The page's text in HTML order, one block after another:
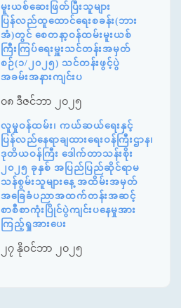
မူးယစ်ဆေးဖြတ်ပြီးသူများ
ပြန်လည်ထူထောင်ရေးစခန်း(ဘား
အံ)တွင် စေတနာ့ဝန်ထမ်းမူးယစ်
ကြီးကြပ်ရေးမှူးသင်တန်းအမှတ်
စဉ်(၁/၂၀၂၅) သင်တန်းဖွင့်ပွဲ
အခမ်းအနားကျင်းပ
၀၈ ဒီဇင်ဘာ ၂၀၂၅
လူမှုဝန်ထမ်း၊ ကယ်ဆယ်ရေးနှင့်
ပြန်လည်နေရာချထားရေးဝန်ကြီးဌာန၊
ဒုတိယဝန်ကြီး ဒေါက်တာသန်းစိုး
၂၀၂၅ ခုနှစ် အပြည်ပြည်ဆိုင်ရာမ
သန်စွမ်းသူများနေ့ အထိမ်းအမှတ်
အခြေခံပညာအထက်တန်းအဆင့်
စာစီစာကုံးပြိုင်ပွဲကျင်းပနေမှုအား
ကြည့်ရှုအားပေး
၂၇ နိုဝင်ဘာ ၂၀၂၅